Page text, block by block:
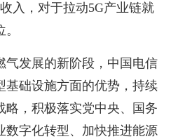
入，对于拉动5G产业链就
气发展的新阶段，中国电信
基础设施方面的优势，持续
略，积极落实党中央、国务
数字化转型、加快推进能源